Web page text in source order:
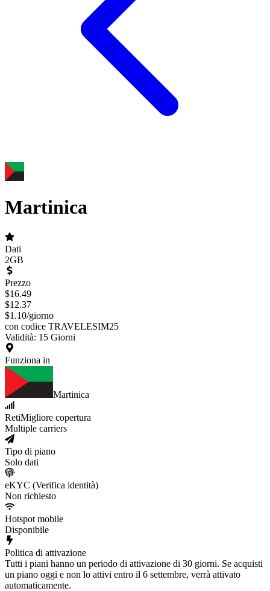
Martinica
Dati
2GB
Prezzo
$16.49
$12.37
$1.10/giorno
con codice TRAVELESIM25
Validità: 15 Giorni
Funziona in
Martinica
RetiMigliore copertura
Multiple carriers
Tipo di piano
Solo dati
eKYC (Verifica identità)
Non richiesto
Hotspot mobile
Disponibile
Politica di attivazione
Tutti i piani hanno un periodo di attivazione di 30 giorni. Se acquisti
un piano oggi e non lo attivi entro il 6 settembre, verrà attivato
automaticamente.